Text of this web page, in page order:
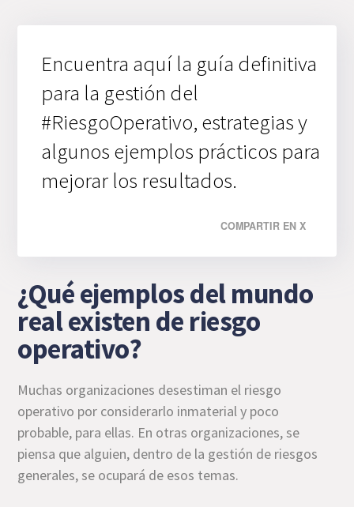
Encuentra aquí la guía definitiva
para la gestión del
#RiesgoOperativo, estrategias y
algunos ejemplos prácticos para
mejorar los resultados.
COMPARTIR EN X
¿Qué ejemplos del mundo
real existen de riesgo
operativo?
Muchas organizaciones desestiman el riesgo
operativo por considerarlo inmaterial y poco
probable, para ellas. En otras organizaciones, se
piensa que alguien, dentro de la gestión de riesgos
generales, se ocupará de esos temas.